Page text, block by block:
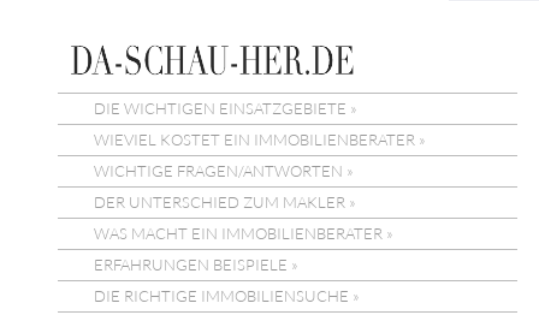
DIE WICHTIGEN EINSATZGEBIETE »
WIEVIEL KOSTET EIN IMMOBILIENBERATER »
WICHTIGE FRAGEN/ANTWORTEN »
DER UNTERSCHIED ZUM MAKLER »
WAS MACHT EIN IMMOBILIENBERATER »
ERFAHRUNGEN BEISPIELE »
DIE RICHTIGE IMMOBILIENSUCHE »